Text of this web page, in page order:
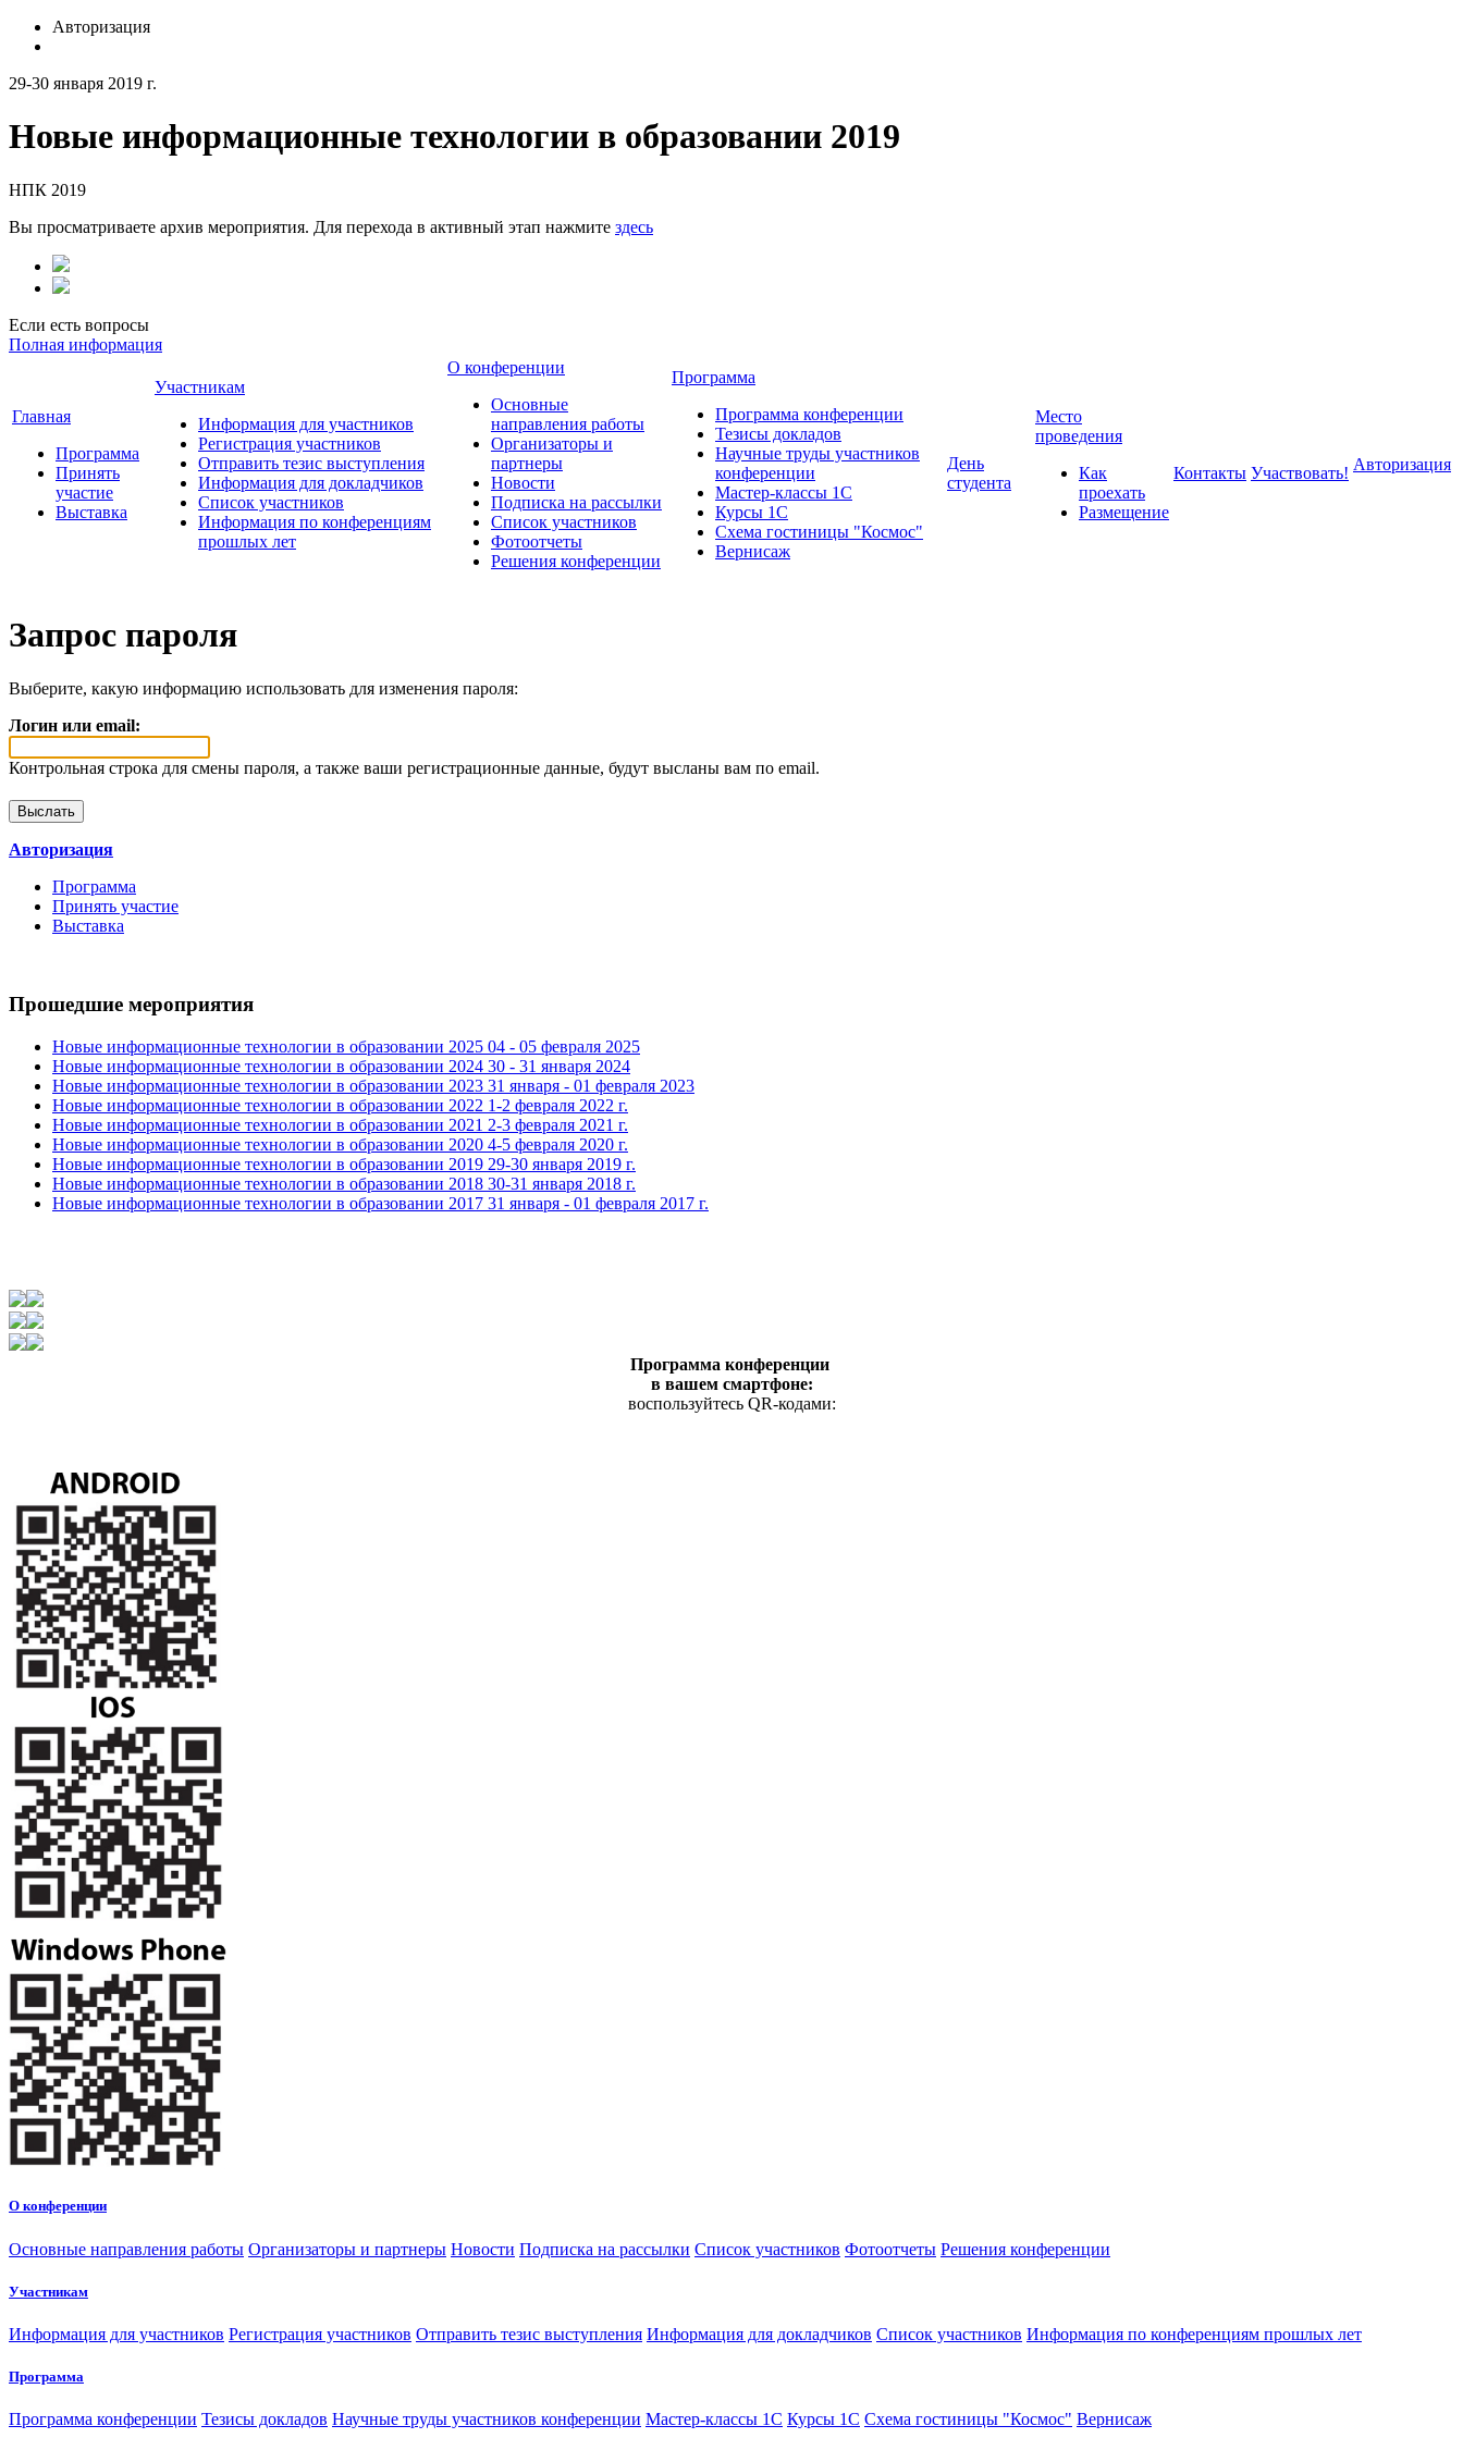
Авторизация
29-30 января 2019 г.
Новые информационные технологии в образовании 2019
НПК 2019
Вы просматриваете архив мероприятия. Для перехода в активный этап нажмите здесь
Если есть вопросы
Полная информация
Главная
Программа
Принять
участие
Выставка
Участникам
Информация для участников
Регистрация участников
Отправить тезис выступления
Информация для докладчиков
Список участников
Информация по конференциям
прошлых лет
О конференции
Основные
направления работы
Организаторы и
партнеры
Новости
Подписка на рассылки
Список участников
Фотоотчеты
Решения конференции
Программа
Программа конференции
Тезисы докладов
Научные труды участников
конференции
Мастер-классы 1С
Курсы 1С
Схема гостиницы "Космос"
Вернисаж
День
студента
Место
проведения
Как
проехать
Размещение
Контакты Участвовать! Авторизация
Запрос пароля
Выберите, какую информацию использовать для изменения пароля:
Логин или email:
Контрольная строка для смены пароля, а также ваши регистрационные данные, будут высланы вам по email.
Авторизация
Программа
Принять участие
Выставка
Прошедшие мероприятия
Новые информационные технологии в образовании 2025 04 - 05 февраля 2025
Новые информационные технологии в образовании 2024 30 - 31 января 2024
Новые информационные технологии в образовании 2023 31 января - 01 февраля 2023
Новые информационные технологии в образовании 2022 1-2 февраля 2022 г.
Новые информационные технологии в образовании 2021 2-3 февраля 2021 г.
Новые информационные технологии в образовании 2020 4-5 февраля 2020 г.
Новые информационные технологии в образовании 2019 29-30 января 2019 г.
Новые информационные технологии в образовании 2018 30-31 января 2018 г.
Новые информационные технологии в образовании 2017 31 января - 01 февраля 2017 г.
Программа конференции
в вашем смартфоне:
воспользуйтесь QR-кодами:
О конференции
Основные направления работы Организаторы и партнеры Новости Подписка на рассылки Список участников Фотоотчеты Решения конференции
Участникам
Информация для участников Регистрация участников Отправить тезис выступления Информация для докладчиков Список участников Информация по конференциям прошлых лет
Программа
Программа конференции Тезисы докладов Научные труды участников конференции Мастер-классы 1С Курсы 1С Схема гостиницы "Космос" Вернисаж